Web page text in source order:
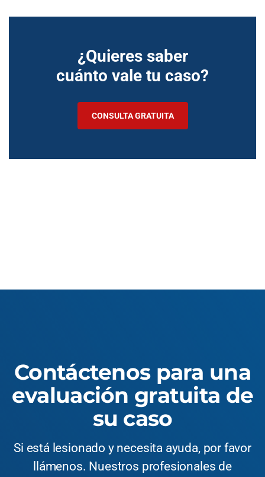
¿Quieres saber
cuánto vale tu caso?
CONSULTA GRATUITA
Contáctenos para una
evaluación gratuita de
su caso
Si está lesionado y necesita ayuda, por favor
llámenos. Nuestros profesionales de